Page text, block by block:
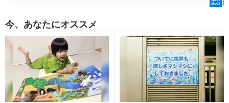
今、あなたにオススメ